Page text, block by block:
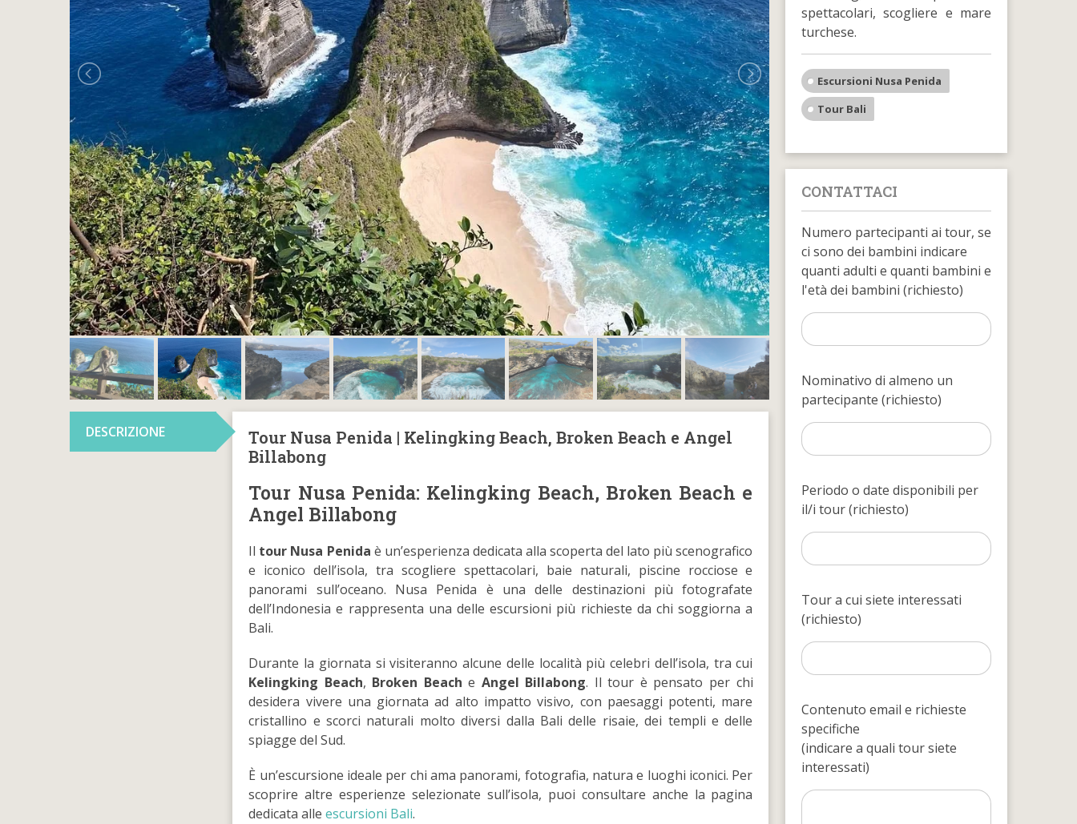
DESCRIZIONE
Tour Nusa Penida | Kelingking Beach, Broken Beach e Angel
Billabong
Tour Nusa Penida: Kelingking Beach, Broken Beach e
Angel Billabong
Il tour Nusa Penida è un’esperienza dedicata alla scoperta del lato più scenografico
e iconico dell’isola, tra scogliere spettacolari, baie naturali, piscine rocciose e
panorami sull’oceano. Nusa Penida è una delle destinazioni più fotografate
dell’Indonesia e rappresenta una delle escursioni più richieste da chi soggiorna a
Bali.
Durante la giornata si visiteranno alcune delle località più celebri dell’isola, tra cui
Kelingking Beach, Broken Beach e Angel Billabong. Il tour è pensato per chi
desidera vivere una giornata ad alto impatto visivo, con paesaggi potenti, mare
cristallino e scorci naturali molto diversi dalla Bali delle risaie, dei templi e delle
spiagge del Sud.
È un’escursione ideale per chi ama panorami, fotografia, natura e luoghi iconici. Per
scoprire altre esperienze selezionate sull’isola, puoi consultare anche la pagina
dedicata alleescursioni Bali.
spettacolari, scogliere e mare
turchese.
Escursioni Nusa Penida
Tour Bali
CONTATTACI
Numero partecipanti ai tour, se
ci sono dei bambini indicare
quanti adulti e quanti bambini e
l'età dei bambini (richiesto)
Nominativo di almeno un
partecipante (richiesto)
Periodo o date disponibili per
il/i tour (richiesto)
Tour a cui siete interessati
(richiesto)
Contenuto email e richieste
specifiche
(indicare a quali tour siete
interessati)